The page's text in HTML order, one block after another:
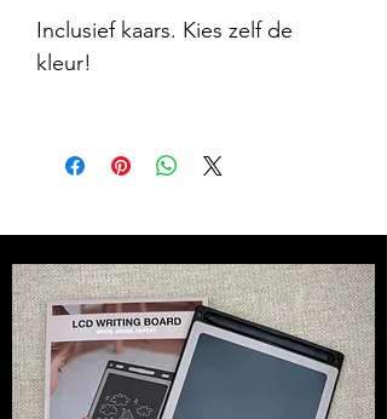
Inclusief kaars. Kies zelf de
kleur!
14,5 x Ø7,5
10,5 x Ø6,5